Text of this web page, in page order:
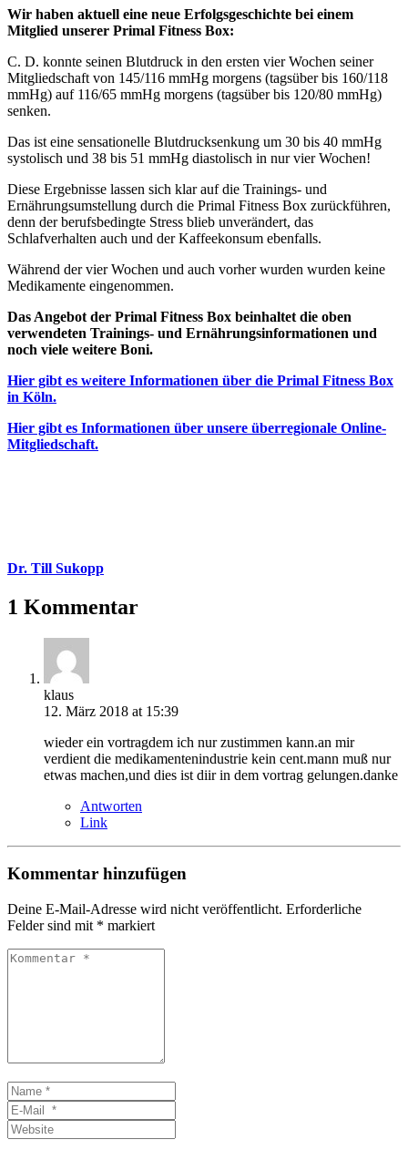
Wir haben aktuell eine neue Erfolgsgeschichte bei einem
Mitglied unserer Primal Fitness Box:
C. D. konnte seinen Blutdruck in den ersten vier Wochen seiner
Mitgliedschaft von 145/116 mmHg morgens (tagsüber bis 160/118
mmHg) auf 116/65 mmHg morgens (tagsüber bis 120/80 mmHg)
senken.
Das ist eine sensationelle Blutdrucksenkung um 30 bis 40 mmHg
systolisch und 38 bis 51 mmHg diastolisch in nur vier Wochen!
Diese Ergebnisse lassen sich klar auf die Trainings- und
Ernährungsumstellung durch die Primal Fitness Box zurückführen,
denn der berufsbedingte Stress blieb unverändert, das
Schlafverhalten auch und der Kaffeekonsum ebenfalls.
Während der vier Wochen und auch vorher wurden wurden keine
Medikamente eingenommen.
Das Angebot der Primal Fitness Box beinhaltet die oben
verwendeten Trainings- und Ernährungsinformationen und
noch viele weitere Boni.
Hier gibt es weitere Informationen über die Primal Fitness Box
in Köln.
Hier gibt es Informationen über unsere überregionale Online-
Mitgliedschaft.
Dr. Till Sukopp
1 Kommentar
klaus
12. März 2018 at 15:39
wieder ein vortragdem ich nur zustimmen kann.an mir
verdient die medikamentenindustrie kein cent.mann muß nur
etwas machen,und dies ist diir in dem vortrag gelungen.danke
Antworten
Link
Kommentar hinzufügen
Deine E-Mail-Adresse wird nicht veröffentlicht. Erforderliche
Felder sind mit * markiert
Kommentar
Name
*E-
Mail
*
Website